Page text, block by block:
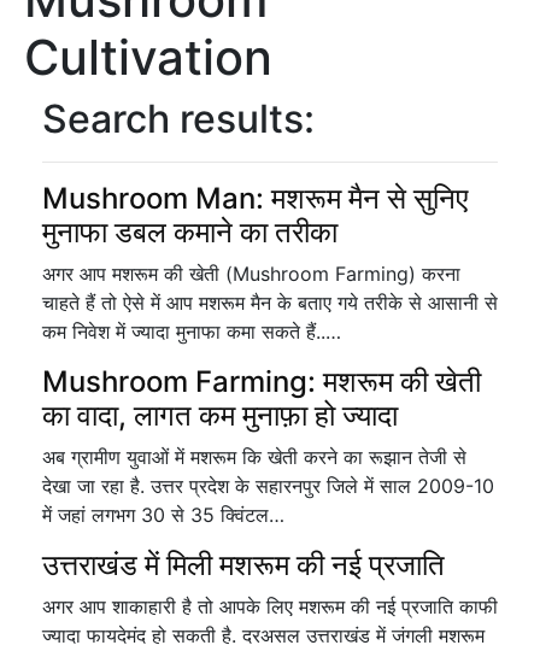
Cultivation
Search results:
Mushroom Man: मशरूम मैन से सुनिए
मुनाफा डबल कमाने का तरीका
अगर आप मशरूम की खेती (Mushroom Farming) करना
चाहते हैं तो ऐसे में आप मशरूम मैन के बताए गये तरीके से आसानी से
कम निवेश में ज्यादा मुनाफा कमा सकते हैं..…
Mushroom Farming: मशरूम की खेती
का वादा, लागत कम मुनाफ़ा हो ज्यादा
अब ग्रामीण युवाओं में मशरूम कि खेती करने का रूझान तेजी से
देखा जा रहा है. उत्तर प्रदेश के सहारनपुर जिले में साल 2009-10
में जहां लगभग 30 से 35 क्विंटल…
उत्तराखंड में मिली मशरूम की नई प्रजाति
अगर आप शाकाहारी है तो आपके लिए मशरूम की नई प्रजाति काफी
ज्यादा फायदेमंद हो सकती है. दरअसल उत्तराखंड में जंगली मशरूम